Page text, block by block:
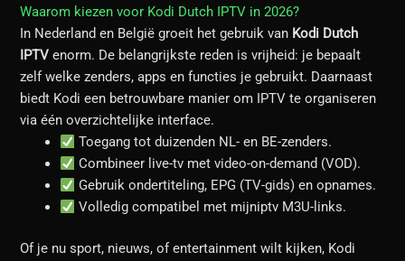
Waarom kiezen voor Kodi Dutch IPTV in 2026?
In Nederland en België groeit het gebruik van Kodi Dutch
IPTV enorm. De belangrijkste reden is vrijheid: je bepaalt
zelf welke zenders, apps en functies je gebruikt. Daarnaast
biedt Kodi een betrouwbare manier om IPTV te organiseren
via één overzichtelijke interface.
Toegang tot duizenden NL- en BE-zenders.
Combineer live-tv met video-on-demand (VOD).
Gebruik ondertiteling, EPG (TV-gids) en opnames.
Volledig compatibel met mijniptv M3U-links.
Of je nu sport, nieuws, of entertainment wilt kijken, Kodi